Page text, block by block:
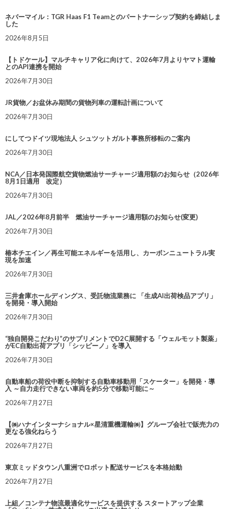
ネバーマイル：TGR Haas F1 Teamとのパートナーシップ契約を締結しま
した
2026年8月5日
【トドケール】マルチキャリア化に向けて、2026年7月よりヤマト運輸
とのAPI連携を開始
2026年7月30日
JR貨物／お盆休み期間の貨物列車の運転計画について
2026年7月30日
にしてつドイツ現地法人 シュツットガルト事務所移転のご案内
2026年7月30日
NCA／日本発国際航空貨物燃油サーチャージ適用額のお知らせ（2026年
8月1日適用 改定）
2026年7月30日
JAL／2026年8月前半 燃油サーチャージ適用額のお知らせ(変更)
2026年7月30日
椿本チエイン／再生可能エネルギーを活用し、カーボンニュートラル実
現を加速
2026年7月30日
三井倉庫ホールディングス、受託物流業務に 「生成AI出荷検品アプリ」
を開発・導入開始
2026年7月30日
“独自開発こだわり”のサプリメントでD2C展開する「ウェルモット製薬」
がEC自動出荷アプリ「シッピーノ」を導入
2026年7月30日
自動車船の荷役中断を抑制する自動車移動用「スケーター」を開発・導
入 ～自力走行できない車両を約5分で移動可能に～
2026年7月27日
【㈱ハナインターナショナル×星清重機運輸㈱】グループ会社で販売力の
更なる強化ねらう
2026年7月27日
東京ミッドタウン八重洲でロボット配送サービスを本格始動
2026年7月27日
上組／コンテナ物流最適化サービスを提供する スタートアップ企業